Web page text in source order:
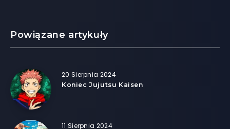
Powiązane artykuły
20 Sierpnia 2024
Koniec Jujutsu Kaisen
11 Sierpnia 2024